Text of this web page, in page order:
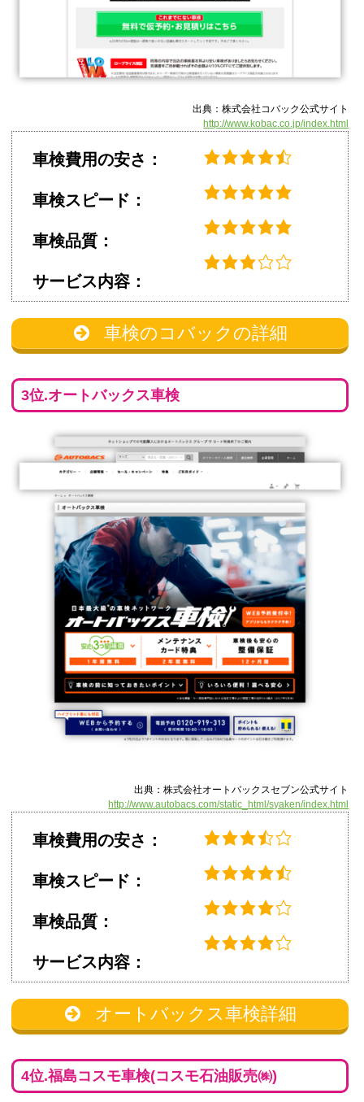
出典：株式会社コバック公式サイト
http://www.kobac.co.jp/index.html
車検費用の安さ：
車検スピード：
車検品質：
サービス内容：
車検のコバックの詳細
3位.オートバックス車検
出典：株式会社オートバックスセブン公式サイト
http://www.autobacs.com/static_html/syaken/index.html
車検費用の安さ：
車検スピード：
車検品質：
サービス内容：
オートバックス車検詳細
4位.福島コスモ車検(コスモ石油販売㈱)